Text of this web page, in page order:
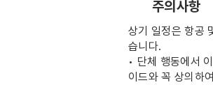
주의사항
상기 일정은 항공
습니다.
• 단체 행동에서
이드와 꼭 상의하